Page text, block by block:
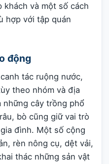
khách và một số cách
hợp với tập quán
động
tác ruộng nước,
theo nhóm và địa
những cây trồng phổ
bò cũng giữ vai trò
đình. Một số cộng
rèn nông cụ, dệt vải,
thác những sản vật